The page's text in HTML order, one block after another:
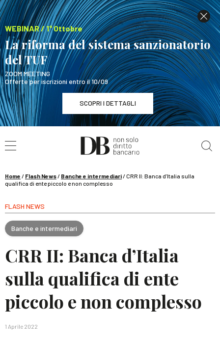
WEBINAR / 1° Ottobre
La riforma del sistema sanzionatorio
del TUF
ZOOM MEETING
Offerte per iscrizioni entro il 10/09
SCOPRI I DETTAGLI
WEBINAR / 1° Ottobre
La riforma del sistema sanzionatorio del TUF
Home / Flash News/ Banche e intermediari/CRR II: Banca d’Italia sulla
qualifica di ente piccolo e non complesso
FLASH NEWS
Banche e intermediari
CRR II: Banca d’Italia
sulla qualifica di ente
piccolo e non complesso
1 Aprile 2022